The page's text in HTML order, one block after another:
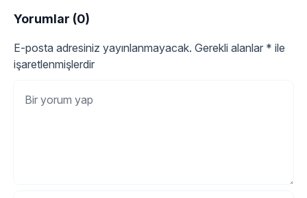
Peki, yüzü nemlendirmek için en doğal yöntemler
nelerdir? Su İçmek:
Yorumlar (0)
E-posta adresiniz yayınlanmayacak. Gerekli alanlar * ile
işaretlenmişlerdir